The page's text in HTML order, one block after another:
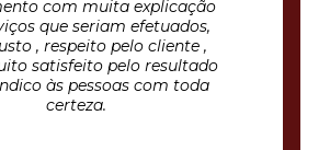
com muita explicação
que seriam efetuados,
, respeito pelo cliente ,
satisfeito pelo resultado
às pessoas com toda
certeza.